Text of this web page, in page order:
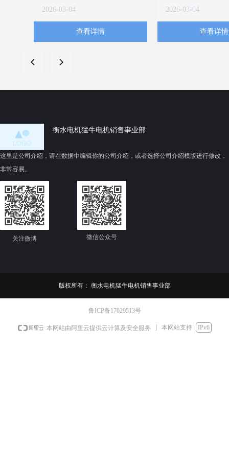
能详的话题。无论你是刚接触
这款产品的新手，还是已经有
都会有你想知道的常见问题解
领域。它的设计理念是为了满
需求，因此在各个方面都表现
得相当出色。无论是技术参数
求做到极致。
2026-03-04
查看详情
落。无论是工业生
康，还是日常生活
子，某知名制造企
2026-03-04
查看详情
넳 넲
版权所有： 衡水电机猛牛电机销售事业部
这里是公司介绍，请在数据中编辑你的公司介绍，或者选择公司介绍模版进行修改，
非常容易。
衡水电机猛牛电机销售事业部
微信公众号
关注微博
鲁ICP备17029513号
本网站由阿里云提供云计算及安全服务 本网站支持 IPv6